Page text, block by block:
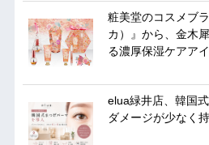
粧美堂のコスメブ
カ）』から、金木
る濃厚保湿ケアア
elua緑井店、韓国
ダメージが少なく